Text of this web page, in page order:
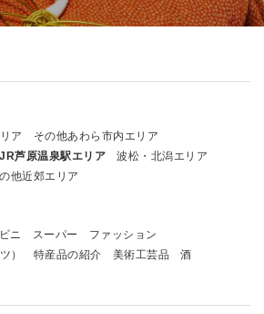
ア
その他あわら市内エリア
JR芦原温泉駅エリア
波松・北潟エリア
他近郊エリア
ニ スーパー
ファッション
）
特産品の紹介 美術工芸品
酒